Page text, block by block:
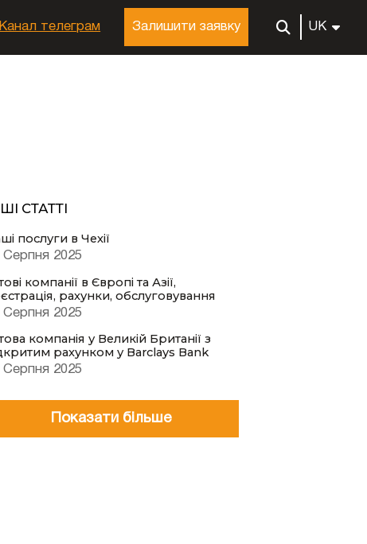
Канал телеграм Залишити заявку UK
СТАТТІ
послуги в Чехії
Серпня 2025
компанії в Європі та Азії,
рахунки, обслуговування
Серпня 2025
компанія у Великій Британії з
рахунком у Barclays Bank
Серпня 2025
Показати більше